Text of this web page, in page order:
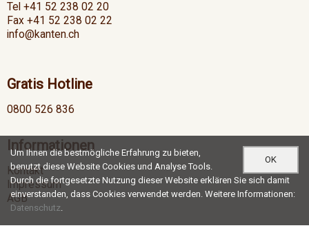
Tel +41 52 238 02 20
Fax +41 52 238 02 22
info@kanten.ch
Gratis Hotline
0800 526 836
Informationen
Kontakt
Impressum
AGB
OK
Um Ihnen die bestmögliche Erfahrung zu bieten,
benutzt diese Website Cookies und Analyse Tools.
Durch die fortgesetzte Nutzung dieser Website erklären Sie sich damit
einverstanden, dass Cookies verwendet werden. Weitere Informationen:
Datenschutz.